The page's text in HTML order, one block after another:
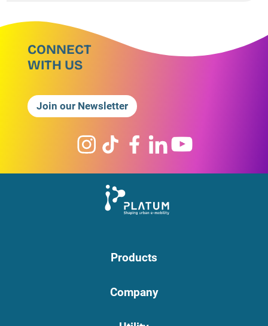
CONNECT
WITH US
Join our Newsletter
Products
Company